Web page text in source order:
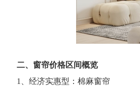
二、窗帘价格区间概览
1、经济实惠型：棉麻窗帘